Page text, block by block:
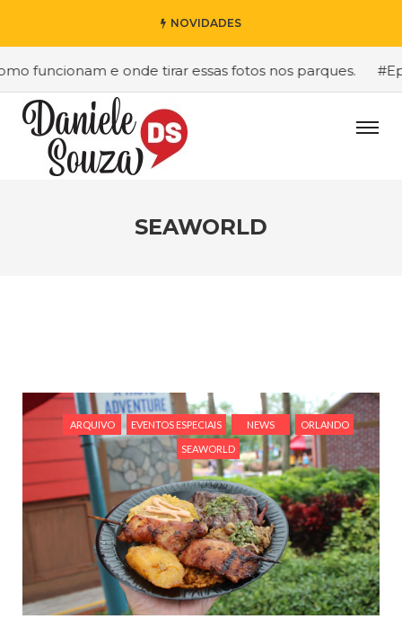
NOVIDADES
e onde tirar essas fotos nos parques. #Epic
SEAWORLD
ARQUIVO EVENTOS ESPECIAIS NEWS ORLANDO
SEAWORLD